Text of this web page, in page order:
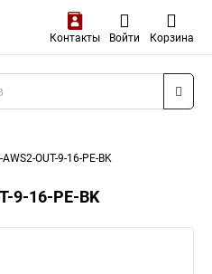
Контакты Войти Корзина
OUT-9-16-PE-BK
9-16-PE-BK